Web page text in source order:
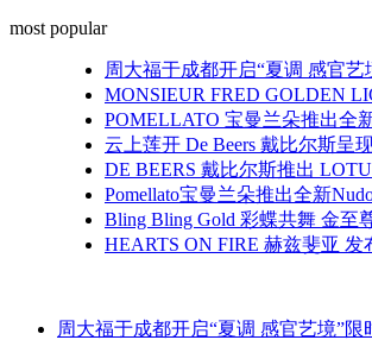
most popular
周大福于成都开启“夏调 感官
MONSIEUR FRED GOLDEN
POMELLATO 宝曼兰朵推出全
云上莲开 De Beers 戴比尔斯呈
DE BEERS 戴比尔斯推出
Pomellato宝曼兰朵推出全新
Bling Bling Gold 彩蝶共舞 金至
HEARTS ON FIRE 赫兹斐亚 发
周大福于成都开启“夏调 感官艺境”